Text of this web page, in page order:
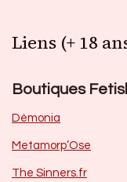
Liens (+ 18
Boutiques
Dèmonia
Metamorp’Ose
The Sinners.fr